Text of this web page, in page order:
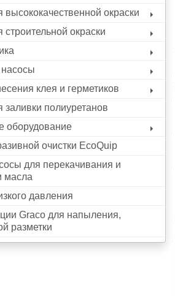
окраски
окраски
клея и герметиков
полиуретанов
оборудование
очистки EcoQuip
для перекачивания и
масла
давления
Graco для напыления,
разметки